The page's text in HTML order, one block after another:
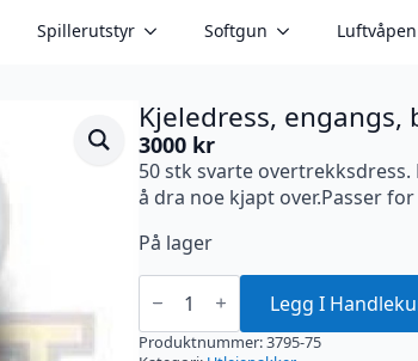
Spillerutstyr Softgun Luftvåpen
Kjeledress, engangs,
3000 kr
50 stk svarte
å dra noe kjapt over.Passer
På lager
Kjeledress,
engangs,
75
Legg I
Produktnummer:3795-75